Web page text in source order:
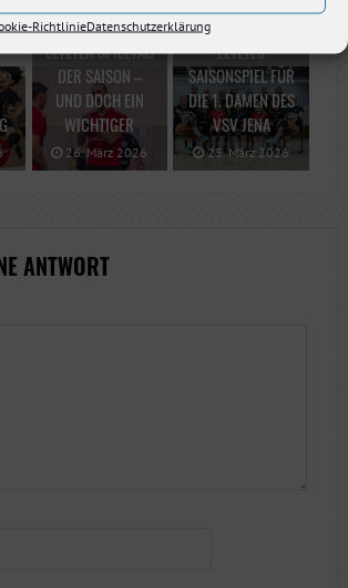
RichtlinieDatenschutzerklärung
LETZTER SPIELTAG
DER SAISON –
UND DOCH EIN
WICHTIGER
26. März 2026
LETZTES
SAISONSPIEL FÜR
DIE 1. DAMEN DES
VSV JENA
25. März 2026
ANTWORT